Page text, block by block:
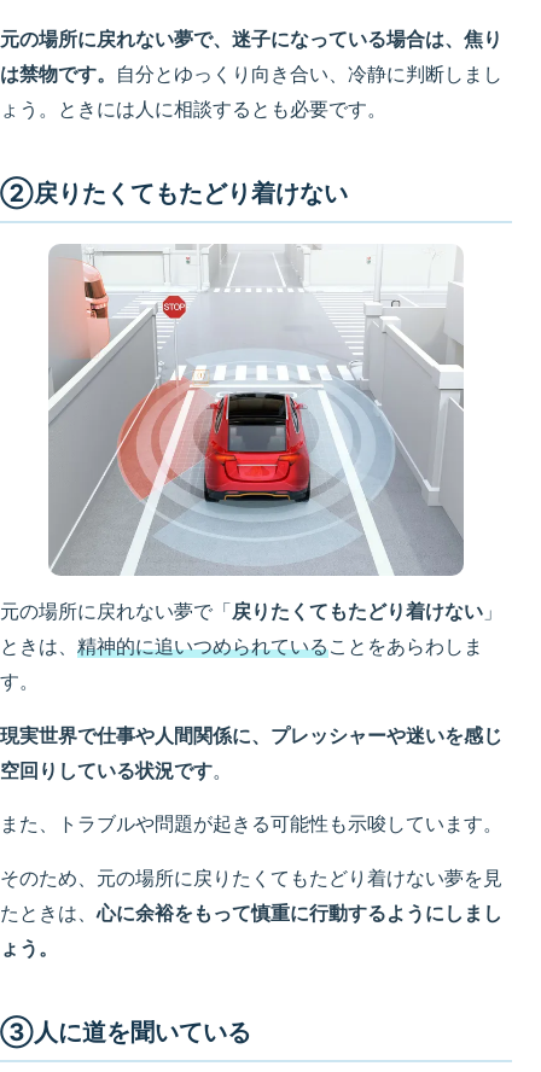
元の場所に戻れない夢で、迷子になっている場合は、焦り
は禁物です。
自分とゆっくり向き合い、冷静に判断しまし
ょう。ときには人に相談するとも必要です。
②戻りたくてもたどり着けない
元の場所に戻れない夢で「 戻りたくてもたどり着けない 」
ときは、 精神的に追いつめられていることをあらわしま
す。
現実世界で仕事や人間関係に、プレッシャーや迷いを感じ
空回りしている状況です。
また、トラブルや問題が起きる可能性も示唆しています。
そのため、元の場所に戻りたくてもたどり着けない夢を見
たときは、心に余裕をもって慎重に行動するようにしまし
ょう。
③人に道を聞いている